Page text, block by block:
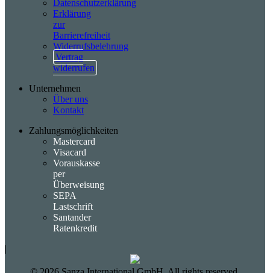
Datenschutzerklärung
Erklärung
zur
Barrierefreiheit
Widerrufsbelehrung
Vertrag
widerrufen
Unternehmen
Über uns
Kontakt
Zahlungsmöglichkeiten
Mastercard
Visacard
Vorauskasse
per
Überweisung
SEPA
Lastschrift
Santander
Ratenkredit
|